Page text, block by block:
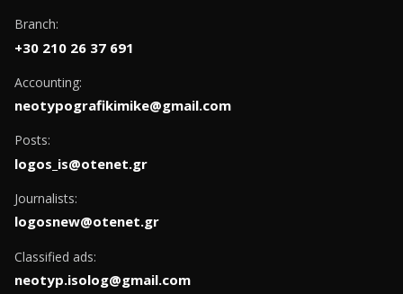
Branch:
+30 210 26 37 691
Accounting:
neotypografikimike@gmail.com
Posts:
logos_is@otenet.gr
Journalists:
logosnew@otenet.gr
Classified ads:
neotyp.isolog@gmail.com